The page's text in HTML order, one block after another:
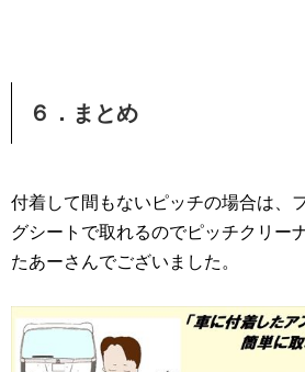
６．まとめ
付着して間もないピッチの場合は、
グシートで取れるのでピッチクリー
たあーさんでございました。